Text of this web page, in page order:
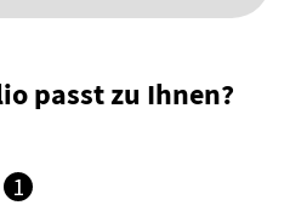
passt zu Ihnen?
1